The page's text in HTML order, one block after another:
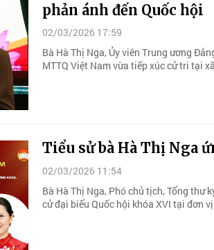
phản ánh đến Quốc hội
02/03/2026 17:59
Bà Hà Thị Nga, Ủy viên Trung ương
MTTQ Việt Nam vừa tiếp xúc cử tri tại
Tiểu sử bà Hà Thị Nga
02/03/2026 11:54
Bà Hà Thị Nga, Phó chủ tịch, Tổng thư
cử đại biểu Quốc hội khóa XVI tại đơn